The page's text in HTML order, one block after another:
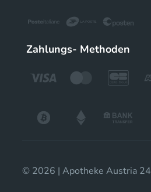
Zahlungs- Methoden
© 2026 | Apotheke Austria 24